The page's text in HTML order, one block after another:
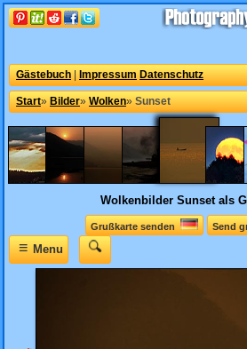
Gästebuch Impressum Datenschutz
Start» Bilder» Wolken» Sunset
WolkenbilderSunset als
Grußkarte senden Send
≡Menu